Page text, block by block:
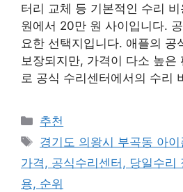
터리 교체 등 기본적인 수리
원에서 20만 원 사이입니다.
요한 선택지입니다. 애플의 공
보장되지만, 가격이 다소 높은
로 공식 수리센터에서의 수리
카
테
리
추천
태
그
경기도 의왕시 부곡동 아이
가격, 공식수리센터, 당일수리
용, 순위